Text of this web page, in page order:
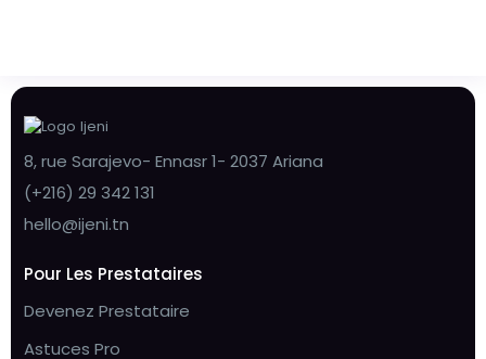
8, rue Sarajevo- Ennasr 1- 2037 Ariana
(+216) 29 342 131
hello@ijeni.tn
Pour Les Prestataires
Devenez Prestataire
Astuces Pro